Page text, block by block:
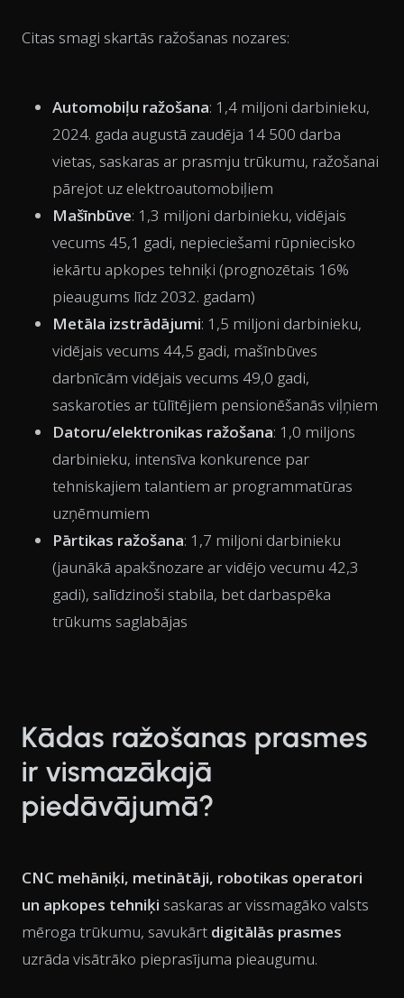
Citas smagi skartās ražošanas nozares:
Automobiļu ražošana: 1,4 miljoni darbinieku,
2024. gada augustā zaudēja 14 500 darba
vietas, saskaras ar prasmju trūkumu, ražošanai
pārejot uz elektroautomobiļiem
Mašīnbūve: 1,3 miljoni darbinieku, vidējais
vecums 45,1 gadi, nepieciešami rūpniecisko
iekārtu apkopes tehniķi (prognozētais 16%
pieaugums līdz 2032. gadam)
Metāla izstrādājumi: 1,5 miljoni darbinieku,
vidējais vecums 44,5 gadi, mašīnbūves
darbnīcām vidējais vecums 49,0 gadi,
saskaroties ar tūlītējiem pensionēšanās viļņiem
Datoru/elektronikas ražošana: 1,0 miljons
darbinieku, intensīva konkurence par
tehniskajiem talantiem ar programmatūras
uzņēmumiem
Pārtikas ražošana: 1,7 miljoni darbinieku
(jaunākā apakšnozare ar vidējo vecumu 42,3
gadi), salīdzinoši stabila, bet darbaspēka
trūkums saglabājas
Kādas ražošanas prasmes
ir vismazākajā
piedāvājumā?
CNC mehāniķi, metinātāji, robotikas operatori
un apkopes tehniķi saskaras ar vissmagāko valsts
mēroga trūkumu, savukārt digitālās prasmes
uzrāda visātrāko pieprasījuma pieaugumu.